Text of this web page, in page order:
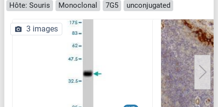
Hôte: Souris
Monoclonal 7G5 unconjugated
3 images